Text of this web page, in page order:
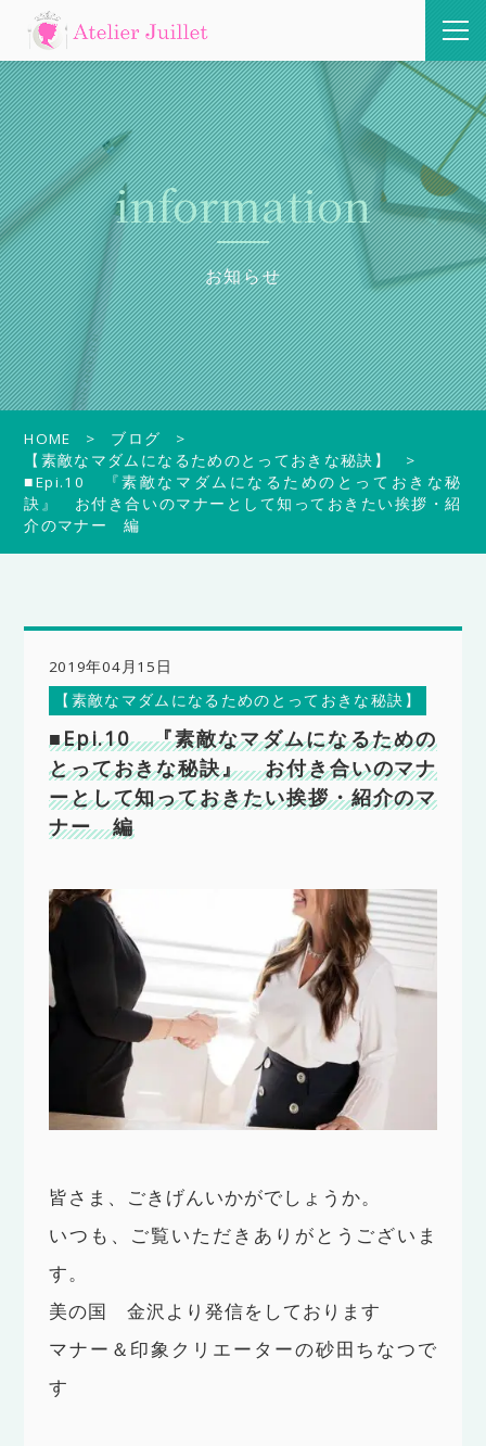
information
お知らせ
HOME
ブログ
【素敵なマダムになるためのとっておきな秘訣】
■Epi.10 『素敵なマダムになるためのとっておきな秘
訣』 お付き合いのマナーとして知っておきたい挨拶・紹
介のマナー 編
2019年04月15日
【素敵なマダムになるためのとっておきな秘訣】
■Epi.10 『素敵なマダムになるための
とっておきな秘訣』 お付き合いのマナ
ーとして知っておきたい挨拶・紹介のマ
ナー 編
皆さま、ごきげんいかがでしょうか。
いつも、ご覧いただきありがとうございま
す。
美の国 金沢より発信をしております
マナー＆印象クリエーターの砂田ちなつで
す